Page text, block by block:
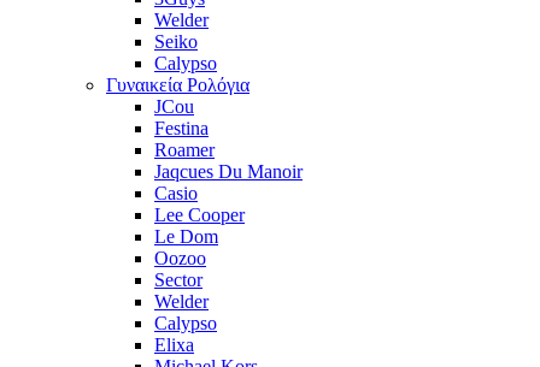
Welder
Seiko
Calypso
Γυναικεία Ρολόγια
JCou
Festina
Roamer
Jaqcues Du Manoir
Casio
Lee Cooper
Le Dom
Oozoo
Sector
Welder
Calypso
Elixa